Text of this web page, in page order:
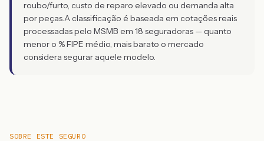
roubo/furto, custo de reparo elevado ou demanda alta
por peças.A classificação é baseada em cotações reais
processadas pelo MSMB em 18 seguradoras — quanto
menor o % FIPE médio, mais barato o mercado
considera segurar aquele modelo.
SOBRE ESTE SEGURO